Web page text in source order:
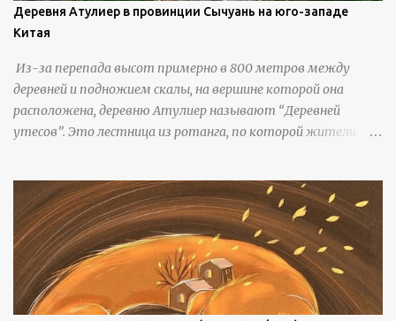
Деревня Атулиер в провинции Сычуань на юго-западе
Китая
Из-за перепада высот примерно в 800 метров между
деревней и подножием скалы, на вершине которой она
расположена, деревню Атулиер называют “Деревней
утесов”. Это лестница из ротанга, по которой жители
стальными лестницами с защитными перилами, и
передвижение детей и жителей деревни было улучшено.
Подъем от подножия горы до вершины занимает до 4
часов. По словам местных жителей, их предки мигрировали
в деревню, поскольку обнаружили, что в этом месте
приятный климат и природная среда, подходящие для